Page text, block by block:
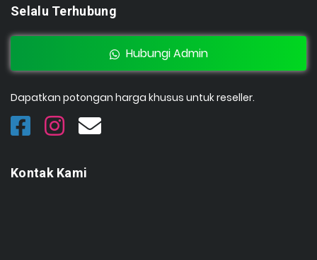
Selalu Terhubung
Hubungi Admin
Dapatkan potongan harga khusus untuk reseller.
Kontak Kami